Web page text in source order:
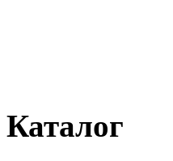
Каталог